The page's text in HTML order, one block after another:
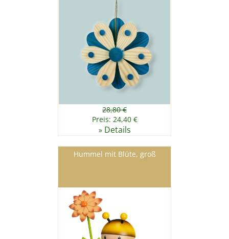
28,80 €
Preis: 24,40 €
» Details
Hummel mit Blüte, groß